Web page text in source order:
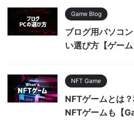
Game Blog
ブログ用パソコ
い選び方【ゲーム
NFT Game
NFTゲームとは
NFTゲームも【